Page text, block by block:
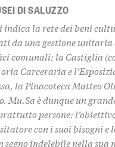
DI SALUZZO
indica la rete dei beni
da una gestione
comunali: la Castiglia
Carceraria e
la Pinacoteca Matteo
Mu.Sa è dunque un
persone:
con i suoi bisogni e le
segno indelebile nella